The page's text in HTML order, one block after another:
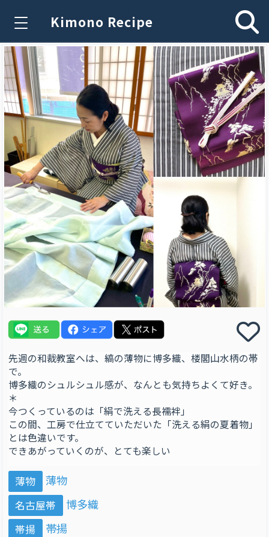
Kimono Recipe
先週の和裁教室へは、縞の薄物に博多織、楼閣山水柄の帯
で。
博多織のシュルシュル感が、なんとも気持ちよくて好き。
＊
今つくっているのは「絹で洗える長襦袢」
この間、工房で仕立てていただいた「洗える絹の夏着物」
とは色違いです。
できあがっていくのが、とても楽しい
薄物 薄物
名古屋帯 博多織
帯揚 帯揚